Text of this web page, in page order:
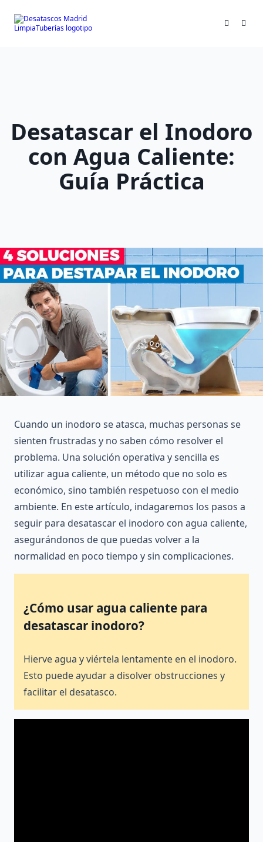
content
Desatascar el Inodoro
con Agua Caliente:
Guía Práctica
Cuando un inodoro se atasca, muchas personas se
sienten frustradas y no saben cómo resolver el
problema. Una solución operativa y sencilla es
utilizar agua caliente, un método que no solo es
económico, sino también respetuoso con el medio
ambiente. En este artículo, indagaremos los pasos a
seguir para desatascar el inodoro con agua caliente,
asegurándonos de que puedas volver a la
normalidad en poco tiempo y sin complicaciones.
¿Cómo usar agua caliente para
desatascar inodoro?
Hierve agua y viértela lentamente en el inodoro.
Esto puede ayudar a disolver obstrucciones y
facilitar el desatasco.